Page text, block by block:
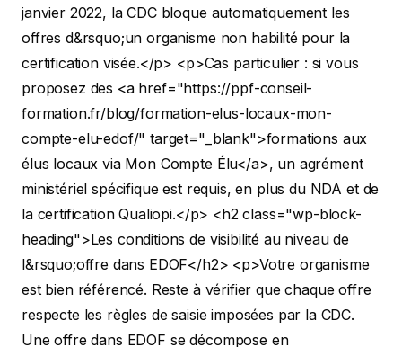
janvier 2022, la CDC bloque automatiquement les
offres d&rsquo;un organisme non habilité pour la
certification visée.</p> <p>Cas particulier : si vous
proposez des <a href="https://ppf-conseil-
formation.fr/blog/formation-elus-locaux-mon-
compte-elu-edof/" target="_blank">formations aux
élus locaux via Mon Compte Élu</a>, un agrément
ministériel spécifique est requis, en plus du NDA et de
la certification Qualiopi.</p> <h2 class="wp-block-
heading">Les conditions de visibilité au niveau de
l&rsquo;offre dans EDOF</h2> <p>Votre organisme
est bien référencé. Reste à vérifier que chaque offre
respecte les règles de saisie imposées par la CDC.
Une offre dans EDOF se décompose en